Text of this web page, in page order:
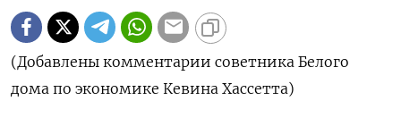
(Добавлены комментарии советника Белого
дома по экономике Кевина Хассетта)